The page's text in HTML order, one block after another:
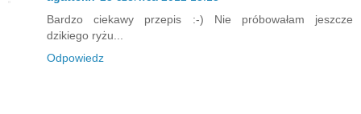
Bardzo ciekawy przepis :-) Nie próbowałam jeszcze
dzikiego ryżu...
Odpowiedz